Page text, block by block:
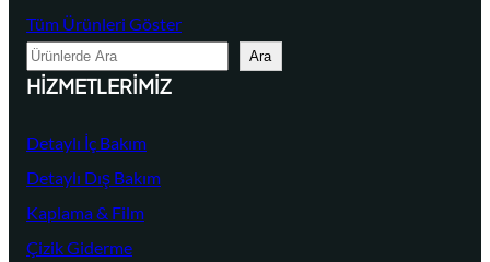
Tüm Ürünleri Göster
A
r
Ara
HIZMETLERIMIZ
Detaylı İç Bakım
Detaylı Dış Bakım
Kaplama & Film
Çizik Giderme